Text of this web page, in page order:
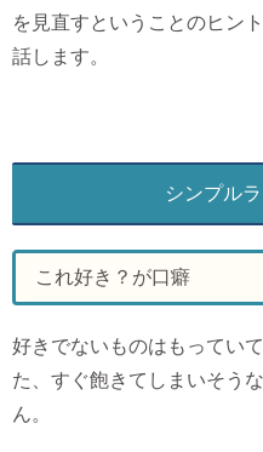
を見直すということのヒン
話します。
シンプル
これ好き？が口癖
好きでないものはもってい
た、すぐ飽きてしまいそう
ん。